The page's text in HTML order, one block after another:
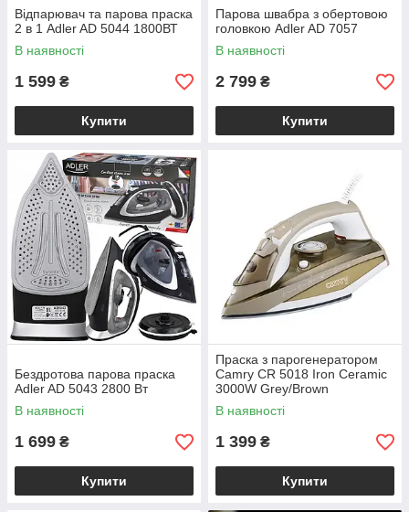
Відпарювач та парова праска
2 в 1 Adler AD 5044 1800ВТ
В наявності
1 599 ₴
Купити
Парова швабра з обертовою
головкою Adler AD 7057
В наявності
2 799 ₴
Купити
Бездротова парова праска
Adler AD 5043 2800 Вт
В наявності
1 699 ₴
Купити
Праска з парогенератором
Camry CR 5018 Iron Ceramic
3000W Grey/Brown
В наявності
1 399 ₴
Купити